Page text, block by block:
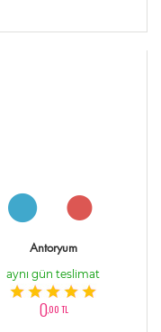
Antoryum
aynı gün teslimat
0,00 TL